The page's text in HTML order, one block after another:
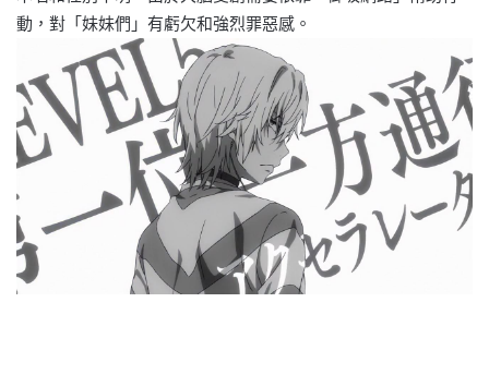
動，對「妹妹們」有虧欠和強烈罪惡感。